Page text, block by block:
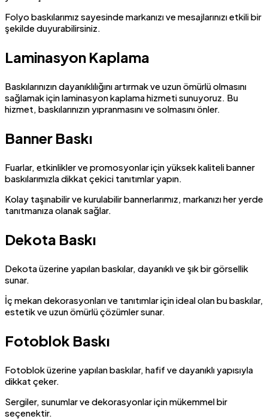
Folyo baskılarımız sayesinde markanızı ve mesajlarınızı etkili bir
şekilde duyurabilirsiniz.
Laminasyon Kaplama
Baskılarınızın dayanıklılığını artırmak ve uzun ömürlü olmasını
sağlamak için laminasyon kaplama hizmeti sunuyoruz. Bu
hizmet, baskılarınızın yıpranmasını ve solmasını önler.
Banner Baskı
Fuarlar, etkinlikler ve promosyonlar için yüksek kaliteli banner
baskılarımızla dikkat çekici tanıtımlar yapın.
Kolay taşınabilir ve kurulabilir bannerlarımız, markanızı her yerde
tanıtmanıza olanak sağlar.
Dekota Baskı
Dekota üzerine yapılan baskılar, dayanıklı ve şık bir görsellik
sunar.
İç mekan dekorasyonları ve tanıtımlar için ideal olan bu baskılar,
estetik ve uzun ömürlü çözümler sunar.
Fotoblok Baskı
Fotoblok üzerine yapılan baskılar, hafif ve dayanıklı yapısıyla
dikkat çeker.
Sergiler, sunumlar ve dekorasyonlar için mükemmel bir
seçenektir.